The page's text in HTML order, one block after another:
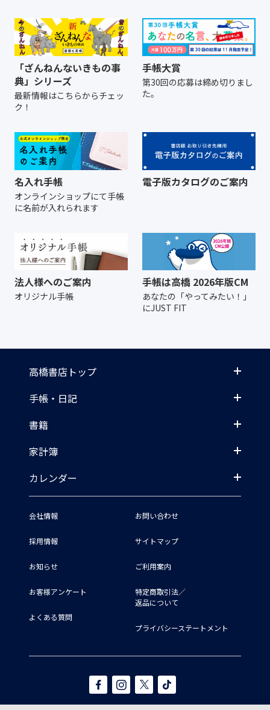
「ざんねんないきもの事
典」シリーズ
最新情報はこちらからチェッ
ク！
手帳大賞
第30回の応募は締め切りまし
た。
名入れ手帳
オンラインショップにて手帳
に名前が入れられます
電子版カタログのご案内
法人様へのご案内
オリジナル手帳
手帳は高橋 2026年版CM
あなたの「やってみたい！」
にJUST FIT
高橋書店トップ
手帳・日記
書籍
家計簿
カレンダー
会社情報
採用情報
お知らせ
お客様アンケート
よくある質問
お問い合わせ
サイトマップ
ご利用案内
特定商取引法／
返品について
プライバシーステートメント